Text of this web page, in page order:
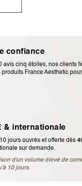
confiance
avis cinq étoiles, nos clients
France Aesthetic
& internationale
jours ouvrés et offerte dès
sur demande.
d'un volume élevé de
10 jours.